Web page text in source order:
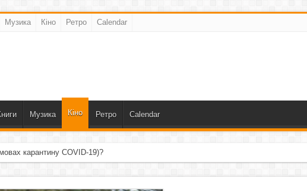
Музика Кіно Ретро Calendar
Музика Кіно Ретро Calendar
карантину COVID-19)?